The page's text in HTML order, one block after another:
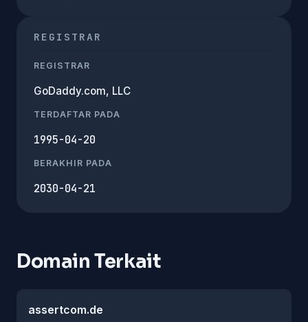
REGISTRAR
REGISTRAR
GoDaddy.com, LLC
TERDAFTAR PADA
1995-04-20
BERAKHIR PADA
2030-04-21
Domain Terkait
assertcom.de